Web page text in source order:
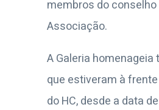
membros do conselho
Associação.
A Galeria homenageia
que estiveram à
do HC, desde a data